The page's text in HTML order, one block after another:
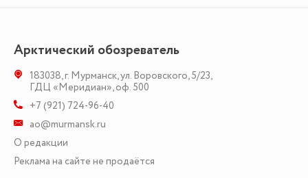
Арктический обозреватель
183038,г. Мурманск,ул. Воровского, 5/23,
ГДЦ «Меридиан», оф. 500
+7 (921) 724-96-40
ao@murmansk.ru
О редакции
Реклама на сайте не продаётся